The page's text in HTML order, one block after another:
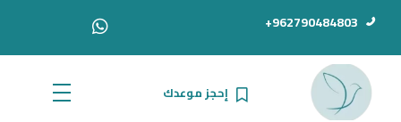
962790484803+
إحجز موعدك